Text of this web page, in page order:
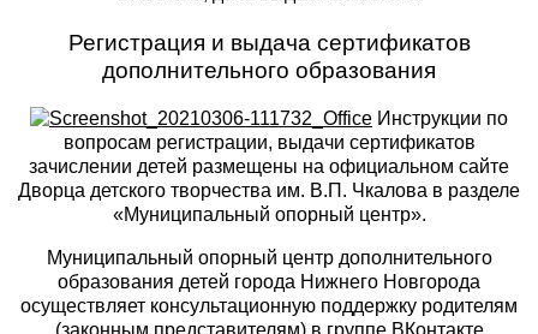
Регистрация и выдача сертификатов
дополнительного образования
Инструкции по
вопросам регистрации, выдачи сертификатов
зачислении детей размещены на официальном сайте
Дворца детского творчества им. В.П. Чкалова в разделе
«Муниципальный опорный центр».
Муниципальный опорный центр дополнительного
образования детей города Нижнего Новгорода
осуществляет консультационную поддержку родителям